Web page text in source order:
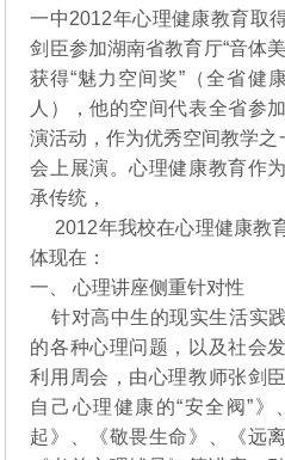
一中2012年心理健康教育取
剑臣参加湖南省教育厅“音体
获得“魅力空间奖”（全省健
人），他的空间代表全省参
演活动，作为优秀空间教学
会上展演。心理健康教育作
承传统，
2012年我校在心理健康教
体现在：
一、 心理讲座侧重针对性
针对高中生的现实生活实
的各种心理问题，以及社会
利用周会，由心理教师张剑
自己心理健康的“安全阀”
起》、《敬畏生命》、《远